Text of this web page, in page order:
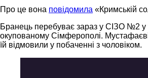
Про це вона повідомила «Кримській
Бранець перебуває зараз у СІЗО №2 у
окупованому Сімферополі.
їй відмовили у побаченні з чоловіком.